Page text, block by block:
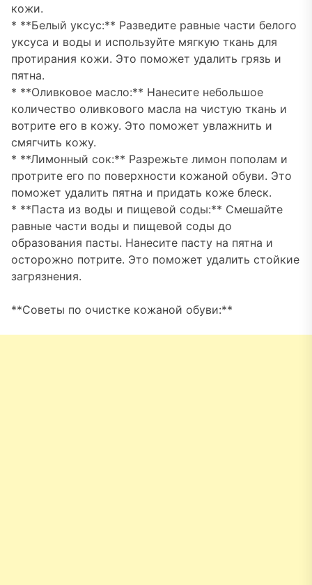
кожи.
* **Белый уксус:** Разведите равные части белого
уксуса и воды и используйте мягкую ткань для
протирания кожи. Это поможет удалить грязь и
пятна.
* **Оливковое масло:** Нанесите небольшое
количество оливкового масла на чистую ткань и
вотрите его в кожу. Это поможет увлажнить и
смягчить кожу.
* **Лимонный сок:** Разрежьте лимон пополам и
протрите его по поверхности кожаной обуви. Это
поможет удалить пятна и придать коже блеск.
* **Паста из воды и пищевой соды:** Смешайте
равные части воды и пищевой соды до
образования пасты. Нанесите пасту на пятна и
осторожно потрите. Это поможет удалить стойкие
загрязнения.
**Советы по очистке кожаной обуви:**